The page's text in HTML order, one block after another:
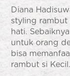
Diana
styling rambut
hati.
untuk orang
bisa
rambut si Kecil.